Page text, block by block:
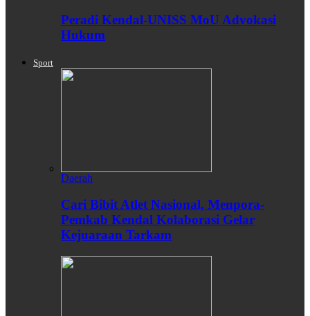
Peradi Kendal-UNISS MoU Advokasi
Hukum
Sport
Daerah
Cari Bibit Atlet Nasional, Menpora-
Pemkab Kendal Kolaborasi Gelar
Kejuaraan Tarkam